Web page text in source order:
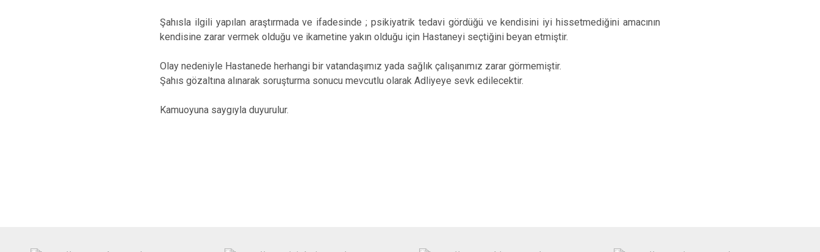
Şahısla ilgili yapılan araştırmada ve ifadesinde ; psikiyatrik tedavi gördüğü ve kendisini iyi hissetmediğini amacının
kendisine zarar vermek olduğu ve ikametine yakın olduğu için Hastaneyi seçtiğini beyan etmiştir.
Olay nedeniyle Hastanede herhangi bir vatandaşımız yada sağlık çalışanımız zarar görmemiştir.
Şahıs gözaltına alınarak soruşturma sonucu mevcutlu olarak Adliyeye sevk edilecektir.
Kamuoyuna saygıyla duyurulur.